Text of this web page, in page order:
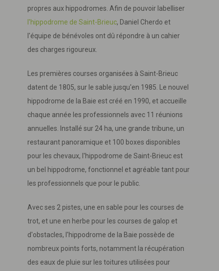
propres aux hippodromes. Afin de pouvoir labelliser
l'hippodrome de Saint-Brieuc, Daniel Cherdo et
l'équipe de bénévoles ont dû répondre à un cahier
des charges rigoureux.
Les premières courses organisées à Saint-Brieuc
datent de 1805, sur le sable jusqu'en 1985. Le nouvel
hippodrome de la Baie est créé en 1990, et accueille
chaque année les professionnels avec 11 réunions
annuelles. Installé sur 24 ha, une grande tribune, un
restaurant panoramique et 100 boxes disponibles
pour les chevaux, l'hippodrome de Saint-Brieuc est
un bel hippodrome, fonctionnel et agréable tant pour
les professionnels que pour le public.
Avec ses 2 pistes, une en sable pour les courses de
trot, et une en herbe pour les courses de galop et
d'obstacles, l'hippodrome de la Baie possède de
nombreux points forts, notamment la récupération
des eaux de pluie sur les toitures utilisées pour